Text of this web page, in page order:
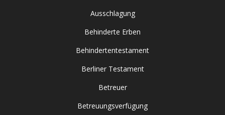
Ausschlagung
Behinderte Erben
Behindertentestament
Berliner Testament
Betreuer
Betreuungsverfügung